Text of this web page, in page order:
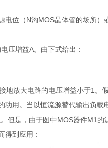
电位（N沟MOS晶体管的场所
压增益A。由下式给出：
地放大电路的电压增益小于1。
功用。当以恒流源替代输出负
但是，由于图中MOS器件M1
得到应用：